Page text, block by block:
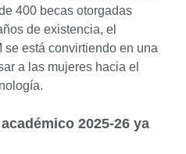
400 becas otorgadas
de existencia, el
se está convirtiendo en una
a las mujeres hacia el
2025-26 ya